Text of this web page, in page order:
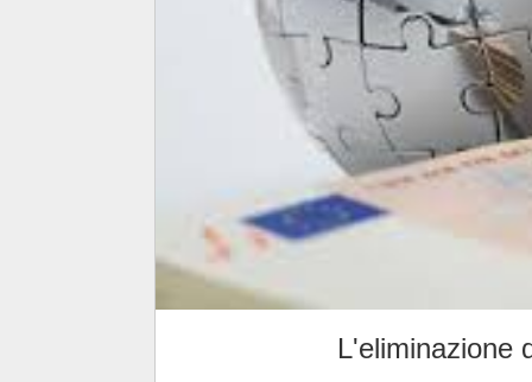
L'eliminazione